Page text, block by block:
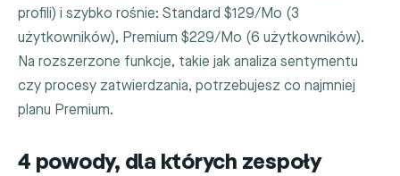
profili) i szybko rośnie: Standard $129/Mo (3
użytkowników), Premium $229/Mo (6 użytkowników).
Na rozszerzone funkcje, takie jak analiza sentymentu
czy procesy zatwierdzania, potrzebujesz co najmniej
planu Premium.
4 powody, dla których zespoły